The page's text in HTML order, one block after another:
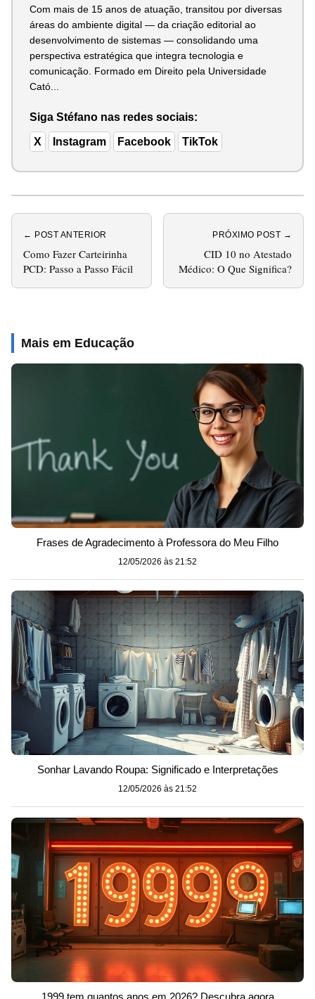
Com mais de 15 anos de atuação, transitou por diversas
áreas do ambiente digital — da criação editorial ao
desenvolvimento de sistemas — consolidando uma
perspectiva estratégica que integra tecnologia e
comunicação. Formado em Direito pela Universidade
Cató...
Siga Stéfano nas redes sociais:
X Instagram Facebook TikTok
← POST ANTERIOR
Como Fazer Carteirinha
PCD: Passo a Passo Fácil
PRÓXIMO POST →
CID 10 no Atestado
Médico: O Que Significa?
Mais em Educação
Frases de Agradecimento à Professora do Meu Filho
12/05/2026 às 21:52
Sonhar Lavando Roupa: Significado e Interpretações
12/05/2026 às 21:52
1999 tem quantos anos em 2026? Descubra agora